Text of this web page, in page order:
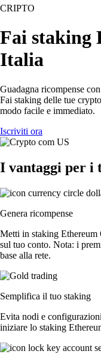
CRIPTO
Fai staking
Italia
Guadagna ricompense
Fai staking delle tue
modo facile e immediato.
Iscriviti ora
I vantaggi per i
Genera ricompense
Metti in staking Ethereum
sul tuo conto. Nota: i
base alla rete.
Semplifica il tuo staking
Evita nodi e
iniziare lo staking